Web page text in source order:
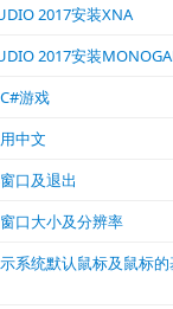
2017安装XNA
2017安装
游戏
中文
口及退出
口大小及分辨率
系统默认鼠标及鼠标